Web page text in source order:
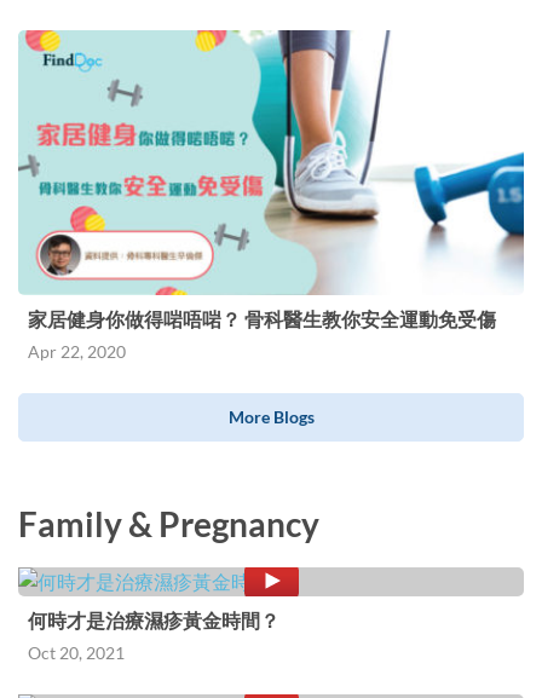
家居健身你做得啱唔啱？ 骨科醫生教你安全運動免受傷
Apr 22, 2020
More Blogs
Family & Pregnancy
何時才是治療濕疹黃金時間？
Oct 20, 2021